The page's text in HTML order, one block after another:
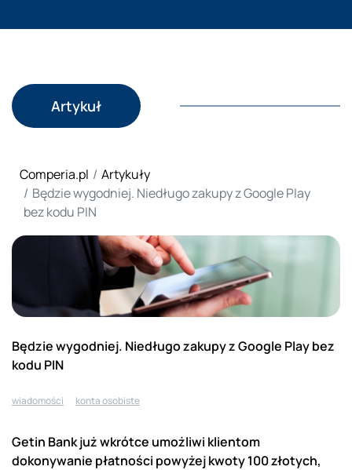
Artykuł
Comperia.pl
Artykuły
Będzie wygodniej. Niedługo zakupy z Google Play
bez kodu PIN
Będzie wygodniej. Niedługo zakupy z Google Play bez
kodu PIN
wiadomości konta osobiste
Getin Bank już wkrótce umożliwi klientom
dokonywanie płatności powyżej kwoty 100 złotych,